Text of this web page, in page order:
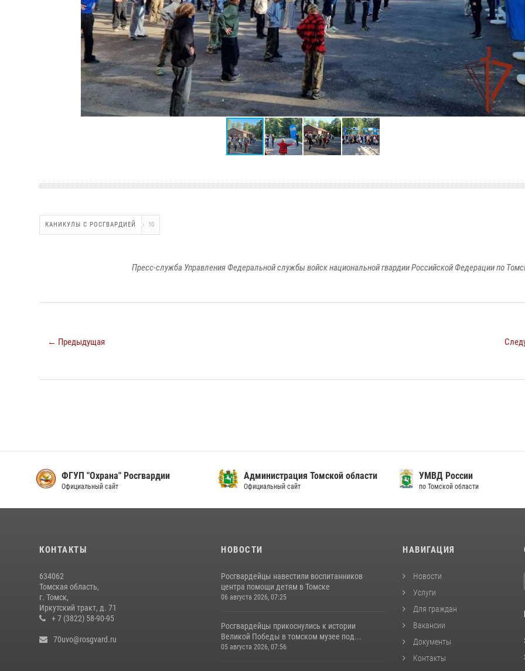
КАНИКУЛЫ С РОСГВАРДИЕЙ 10
Пресс-служба Управления Федеральной службы войск национальной гвардии Российской Федерации по
← Предыдущая
ФГУП "Охрана" Росгвардии
Официальный сайт
Администрация Томской области
Официальный сайт
УМВД России
по Томской области
КОНТАКТЫ
634062
Томская область,
г. Томск,
Иркутский тракт, д. 71
+ 7 (3822) 58-90-95
70uvo@rosgvard.ru
НОВОСТИ
Росгвардейцы навестили воспитанников
центра помощи детям в Томске
06 августа 2026, 07:25
Росгвардейцы прикоснулись к истории
Великой Победы в томском музее под...
05 августа 2026, 07:56
НАВИГАЦИЯ
Новости
Услуги
Для граждан
Вакансии
Документы
Контакты